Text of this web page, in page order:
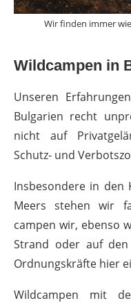
Wir finden immer
Wildcampen in
Unseren
Bulgarien recht
nicht auf
Schutz- und
Insbesondere in den
Meers stehen wir
campen wir, ebenso
Strand oder auf
Ordnungskräfte hier
Wildcampen mit